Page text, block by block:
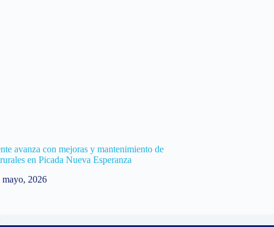
avanza con mejoras y mantenimiento de
en Picada Nueva Esperanza
mayo, 2026